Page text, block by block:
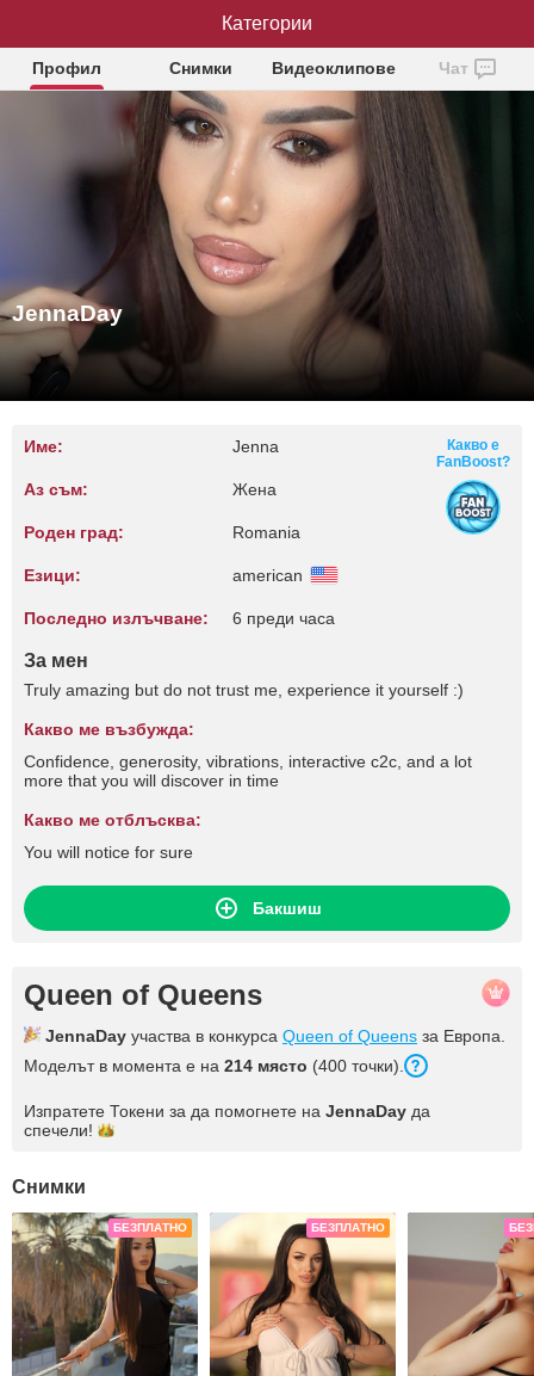
JennaDay
Профил Снимки Видеоклипове Чат
JennaDay
Име: Jenna
Аз съм: Жена
Роден град: Romania
Езици: american
Последно излъчване: 6 преди часа
Какво е
FanBoost?
За мен
Truly amazing but do not trust me, experience it yourself :)
Какво ме възбужда:
Confidence, generosity, vibrations, interactive c2c, and a lot
more that you will discover in time
Какво ме отблъсква:
You will notice for sure
Бакшиш
Queen of Queens
JennaDay участва в конкурса Queen of Queens за Европа.
Моделът в момента е на 214 място (400 точки).
Изпратете Токени за да помогнете на JennaDay да
спечели!
Снимки
БЕЗПЛАТНО БЕЗПЛАТНО
Категории